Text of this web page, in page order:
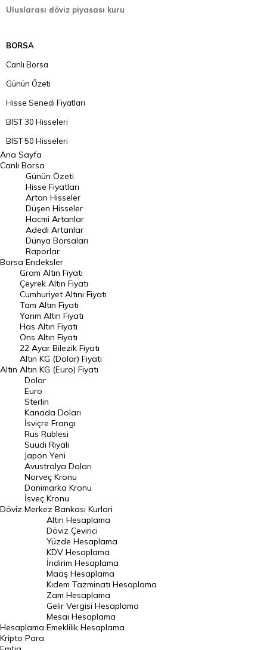
Uluslarası döviz piyasası kuru
BORSA
Canlı Borsa
Günün Özeti
Hisse Senedi Fiyatları
BIST 30 Hisseleri
BIST 50 Hisseleri
BIST 100 Hisseleri
En Çok Artan Hisseler
En Çok Düşen Hisseler
Hacmi Artanlar
Geçmiş Kapanışlar
Dünya Borsaları
Raporlar
Endeksler
DÖVİZ
Döviz Kuru
Dolar Kuru
Euro Kuru
Pound Kuru
Frank Kuru
Riyal Kuru
Avustralya Doları
Danimarka Kronu Kuru
Kanada Doları Kuru
Norveç Kronu Kuru
İsveç Kronu Kuru
Japon Yeni Kuru
Serbest Piyasa Döviz Kurları
Merkez Bankası Döviz Kurları
Altın Fiyatları
Ana Sayfa
Canlı Borsa
Borsa
Günün Özeti
Hisse Fiyatları
Artan Hisseler
Düşen Hisseler
Hacmi Artanlar
Adedi Artanlar
Dünya Borsaları
Raporlar
Endeksler
Altın
Gram Altın Fiyatı
Çeyrek Altın Fiyatı
Cumhuriyet Altını Fiyatı
Tam Altın Fiyatı
Yarım Altın Fiyatı
Has Altın Fiyatı
Ons Altın Fiyatı
22 Ayar Bilezik Fiyatı
Altın KG (Dolar) Fiyatı
Altın KG (Euro) Fiyatı
Döviz
Dolar
Euro
Sterlin
Kanada Doları
İsviçre Frangı
Rus Rublesi
Suudi Riyali
Japon Yeni
Avustralya Doları
Norveç Kronu
Danimarka Kronu
İsveç Kronu
Merkez Bankası Kurlari
Hesaplama
Altın Hesaplama
Döviz Çevirici
Yüzde Hesaplama
KDV Hesaplama
İndirim Hesaplama
Maaş Hesaplama
Kıdem Tazminatı Hesaplama
Zam Hesaplama
Gelir Vergisi Hesaplama
Mesai Hesaplama
Emeklilik Hesaplama
Kripto Para